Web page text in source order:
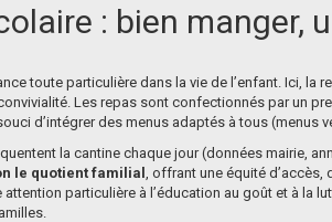
: bien manger,
toute particulière dans la vie de l’enfant. Ici, la
Les repas sont confectionnés par un
d’intégrer des menus adaptés à tous (menus
la cantine chaque jour (données mairie,
le quotient familial , offrant une équité d’accès,
particulière à l’éducation au goût et à la